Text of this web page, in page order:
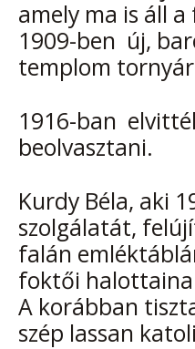
amely ma is áll
1909-ben új,
templom
1916-ban
beolvasztani.
Kurdy Béla, aki
szolgálatát,
falán
foktői
A korábban
szép lassan